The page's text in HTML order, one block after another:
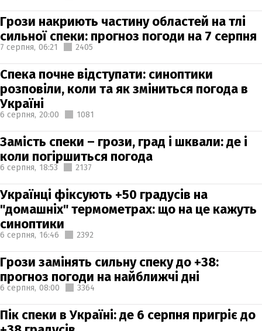
Грози накриють частину областей на тлі
сильної спеки: прогноз погоди на 7 серпня
7 серпня, 06:21 2405
Спека почне відступати: синоптики
розповіли, коли та як зміниться погода в
Україні
6 серпня, 20:00 1081
Замість спеки – грози, град і шквали: де і
коли погіршиться погода
6 серпня, 18:53 2137
Українці фіксують +50 градусів на
"домашніх" термометрах: що на це кажуть
синоптики
6 серпня, 16:46 2392
Грози замінять сильну спеку до +38:
прогноз погоди на найближчі дні
6 серпня, 08:00 3364
Пік спеки в Україні: де 6 серпня пригріє до